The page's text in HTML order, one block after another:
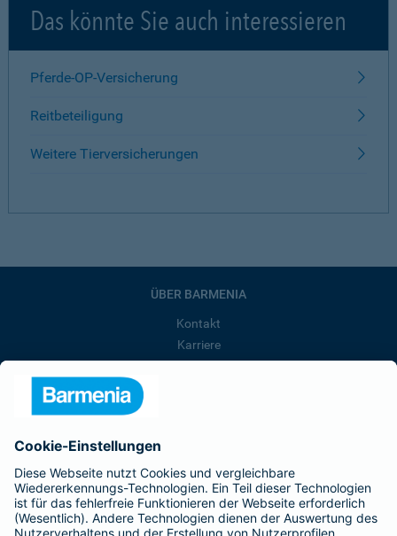
Das könnte Sie auch interessieren
Pferde-OP-Versicherung
Reitbeteiligung
Weitere Tierversicherungen
ÜBER BARMENIA
Kontakt
Karriere
Barmenia ist Teil der BarmeniaGothaer
BELIEBTE SEITEN
Kranken-Zusatzversicherung